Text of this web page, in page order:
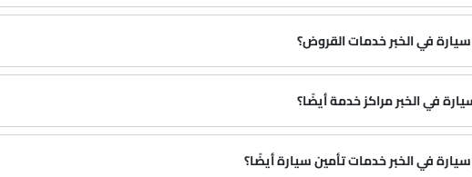
في الخبر خدمات القروض؟
في الخبر مراكز خدمة أيضًا؟
في الخبر خدمات تأمين سيارة أيضًا؟